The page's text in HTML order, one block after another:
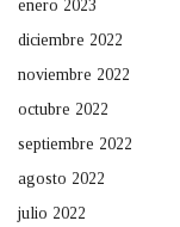
enero 2023
diciembre 2022
noviembre 2022
octubre 2022
septiembre 2022
agosto 2022
julio 2022